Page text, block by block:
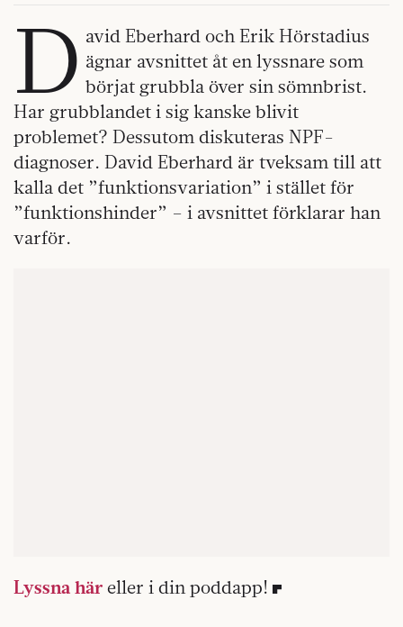
D avid Eberhard och Erik Hörstadius
ägnar avsnittet åt en lyssnare som
börjat grubbla över sin sömnbrist.
Har grubblandet i sig kanske blivit
problemet? Dessutom diskuteras NPF-
diagnoser. David Eberhard är tveksam till att
kalla det ”funktionsvariation” i stället för
”funktionshinder” – i avsnittet förklarar han
varför.
Lyssna här eller i din poddapp!